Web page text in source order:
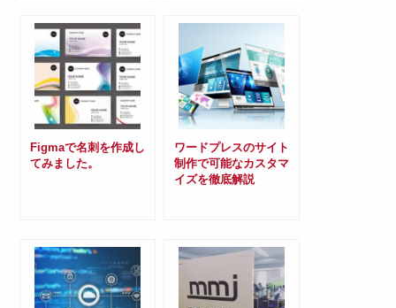
Figmaで名刺を作成し
てみました。
ワードプレスのサイト
制作で可能なカスタマ
イズを徹底解説